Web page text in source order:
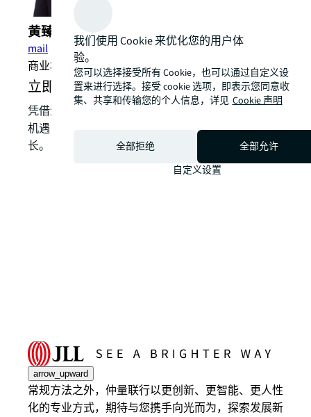
黄臻 (Neo Huang)
mail
商业地产部总监，上海；零售地产部负责人，华东区
立即咨询我们的零售地产服务
凭借深厚的本土经验，助您将房地产挑战转化为战略
机遇，通过资产组合优化，实现价值提升与绩效增
长。
arrow_upward
常规方法之外，仲量联行以更创新、更智能、更人性
化的专业方式，期待与您携手向光而为，探索发展新
我们使用 Cookie 来优化您的用户体
验。
您可以选择接受所有 Cookie，也可以通过自定义设
置来进行选择。接受 cookie 选项，即表示您同意收
集、共享和传输您的个人信息，详见 Cookie 声明
全部拒绝
全部允许
自定义设置